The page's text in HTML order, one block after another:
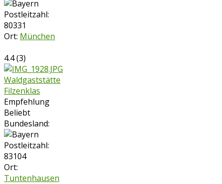
Postleitzahl:
80331
Ort: München
4.4(3)
Waldgaststätte
Filzenklas
Empfehlung
Beliebt
Bundesland:
Postleitzahl:
83104
Ort:
Tuntenhausen